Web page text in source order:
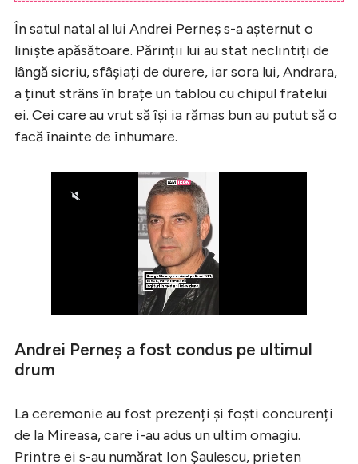
În satul natal al lui Andrei Perneș s-a așternut o
liniște apăsătoare. Părinții lui au stat neclintiți de
lângă sicriu, sfâșiați de durere, iar sora lui, Andrara,
a ținut strâns în brațe un tablou cu chipul fratelui
ei. Cei care au vrut să își ia rămas bun au putut să o
facă înainte de înhumare.
Andrei Perneș a fost condus pe ultimul
drum
La ceremonie au fost prezenți și foști concurenți
de la Mireasa, care i-au adus un ultim omagiu.
Printre ei s-au numărat Ion Șaulescu, prieten